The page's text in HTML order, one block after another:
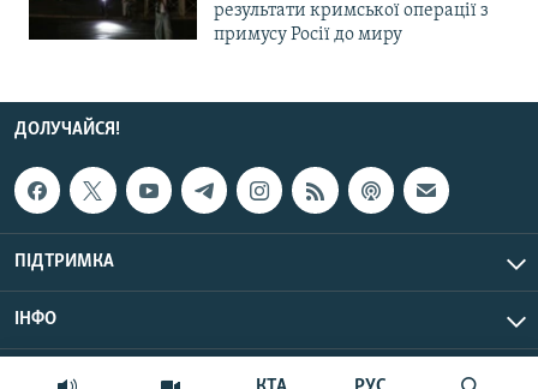
результати кримської операції з
примусу Росії до миру
ДОЛУЧАЙСЯ!
ПІДТРИМКА
ІНФО
© Крим.Реалії, 2026 | Усі права застережено.